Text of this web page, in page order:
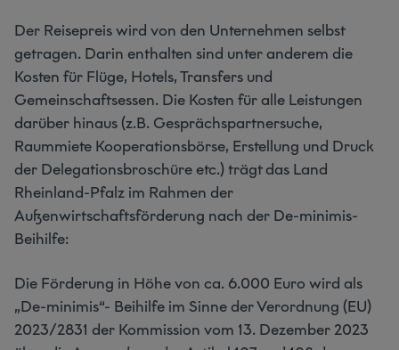
Der Reisepreis wird von den Unternehmen selbst
getragen. Darin enthalten sind unter anderem die
Kosten für Flüge, Hotels, Transfers und
Gemeinschaftsessen. Die Kosten für alle Leistungen
darüber hinaus (z.B. Gesprächspartnersuche,
Raummiete Kooperationsbörse, Erstellung und Druck
der Delegationsbroschüre etc.) trägt das Land
Rheinland-Pfalz im Rahmen der
Außenwirtschaftsförderung nach der De-minimis-
Beihilfe:
Die Förderung in Höhe von ca. 6.000 Euro wird als
„De-minimis“- Beihilfe im Sinne der Verordnung (EU)
2023/2831 der Kommission vom 13. Dezember 2023